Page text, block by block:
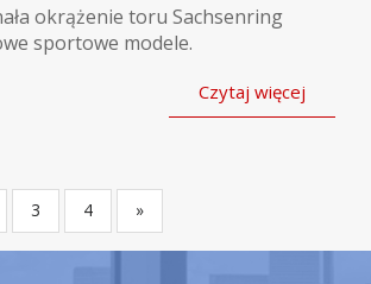
okrążenie toru Sachsenring
sportowe modele.
Czytaj więcej
3 4 »